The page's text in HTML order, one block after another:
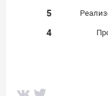
5
4